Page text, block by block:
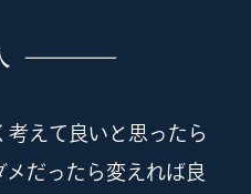
考えて良いと思ったら
メだったら変えれば良